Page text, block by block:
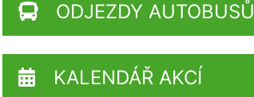
ODJEZDY AUTOBUSŮ
KALENDÁŘ AKCÍ